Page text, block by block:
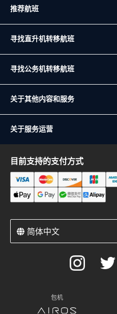
推荐航班
寻找直升机转移航班
寻找公务机转移航班
关于其他内容和服务
关于服务运营
目前支持的支付方式
简体中文
包机